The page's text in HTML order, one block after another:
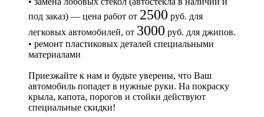
под заказ) — цена работ от 2500 руб. для
легковых автомобилей, от 3000 руб. для джипов.
• ремонт пластиковых деталей специальными
материалами
Приезжайте к нам и будьте уверены, что Ваш
автомобиль попадет в нужные руки. На покраску
крыла, капота, порогов и стойки действуют
специальные скидки!